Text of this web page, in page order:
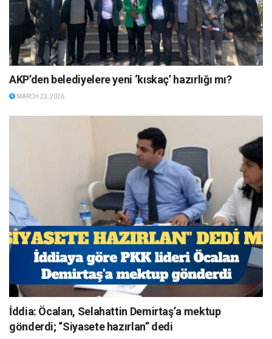
AKP’den belediyelere yeni ‘kıskaç’ hazırlığı mı?
MARCH 23, 2026
İddia: Öcalan, Selahattin Demirtaş’a mektup
gönderdi; “Siyasete hazırlan” dedi